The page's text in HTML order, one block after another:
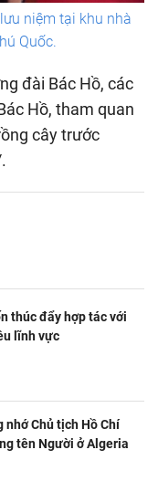
niệm tại khu nhà
Quốc.
đài Bác Hồ, các
Hồ, tham quan
cây trước
thúc đẩy hợp tác với
lĩnh vực
nhớ Chủ tịch Hồ Chí
tên Người ở Algeria